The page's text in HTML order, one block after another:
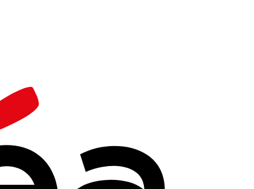
de rendez-vous pédagogiques où